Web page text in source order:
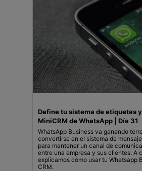
Define tu sistema de etiquetas
MiniCRM de WhatsApp | Día 31
WhatsApp Business va ganando
convertirse en el sistema de
para mantener un canal de
entre una empresa y sus clientes. A
explicamos cómo usar tu Whatsapp
CRM.